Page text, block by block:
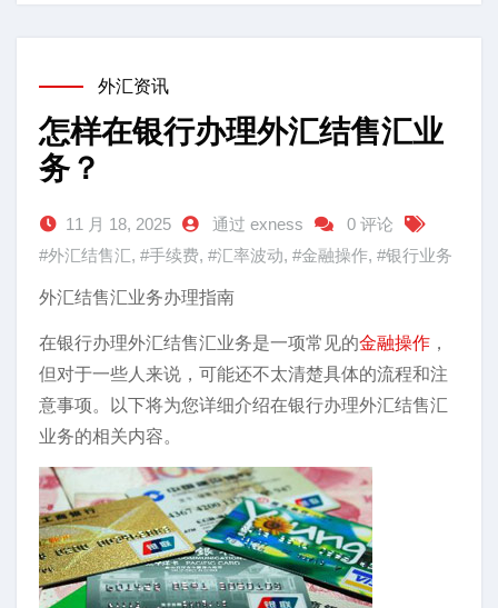
外汇资讯
怎样在银行办理外汇结售汇业
务？
11 月 18, 2025 通过 exness
0 评论
#外汇结售汇, #手续费, #汇率波动, #金融操作, #银行业务
外汇结售汇业务办理指南
在银行办理外汇结售汇业务是一项常见的金融操作 ，
但对于一些人来说，可能还不太清楚具体的流程和注
意事项。以下将为您详细介绍在银行办理外汇结售汇
业务的相关内容。